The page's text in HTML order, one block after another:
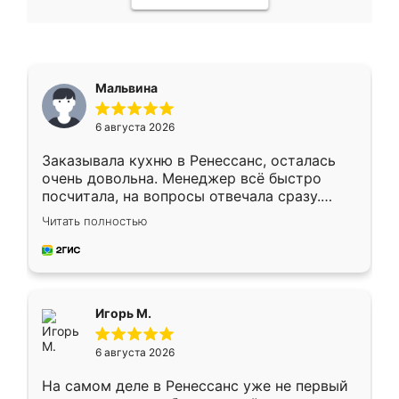
Мальвина
6 августа 2026
Заказывала кухню в Ренессанс, осталась
очень довольна. Менеджер всё быстро
посчитала, на вопросы отвечала сразу.
Замерщик приехал в субботу, подошёл к
делу со всей ответственностью. Собрали
за день, ребята работали аккуратно, даже
Читать полностью
Игорь М.
6 августа 2026
На самом деле в Ренессанс уже не первый